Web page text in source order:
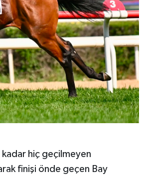
hiç geçilmeyen
finişi önde geçen Bay